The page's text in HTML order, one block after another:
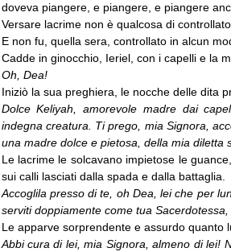
doveva piangere, e piangere, e piangere
Versare lacrime non è qualcosa di
E non fu, quella sera, controllato in alcun
Cadde in ginocchio, Ieriel, con i capelli e la
Oh, Dea!
Iniziò la sua preghiera, le nocche delle dita
Dolce Keliyah, amorevole madre dai
indegna creatura. Ti prego, mia Signora,
una madre dolce e pietosa, della mia diletta
Le lacrime le solcavano impietose le
sui calli lasciati dalla spada e dalla battaglia.
Accoglila presso di te, oh Dea, lei che per
serviti doppiamente come tua
Le apparve sorprendente e assurdo quanto
Abbi cura di lei, mia Signora, almeno di lei!